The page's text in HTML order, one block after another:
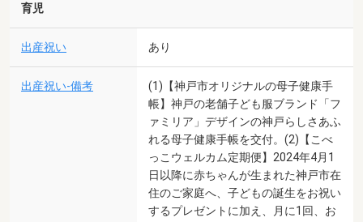
育児
出産祝い あり
出産祝い-備考
(1)【神戸市オリジナルの母子健康手
帳】神戸の老舗子ども服ブランド「フ
ァミリア」デザインの神戸らしさあふ
れる母子健康手帳を交付。(2)【こべ
っこウェルカム定期便】2024年4月1
日以降に赤ちゃんが生まれた神戸市在
住のご家庭へ、子どもの誕生をお祝い
するプレゼントに加え、月に1回、お